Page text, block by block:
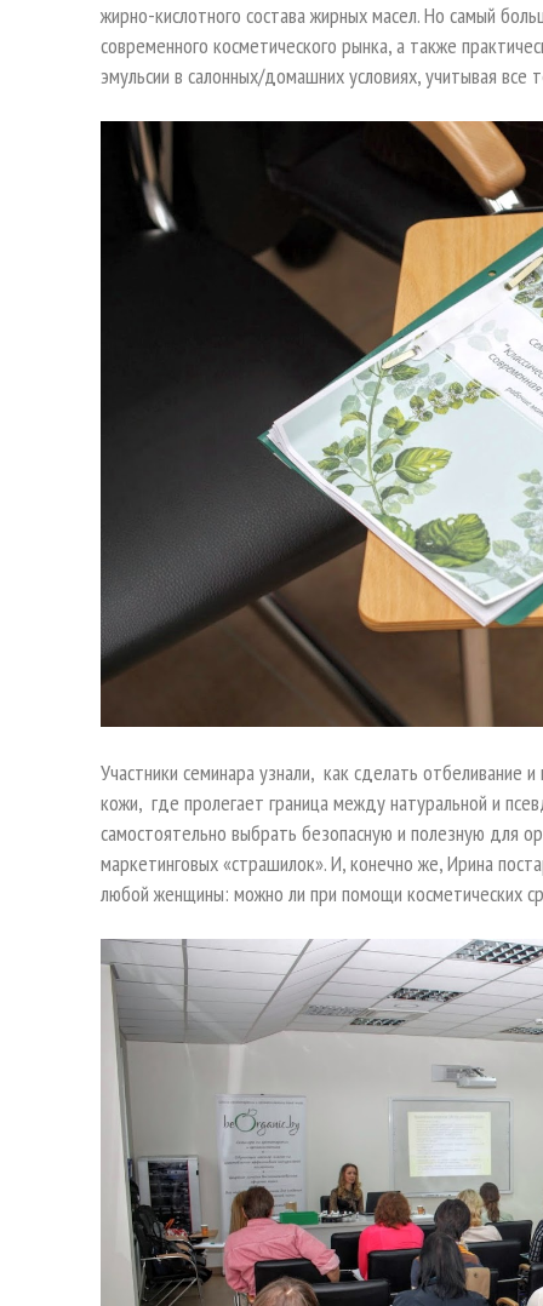
жирно-кислотного состава жирных масел. Но самый
современного косметического рынка, а также
эмульсии в салонных/домашних условиях, учитывая все
Участники семинара узнали, как сделать
кожи, где пролегает граница между натуральной и
самостоятельно выбрать безопасную и полезную для
маркетинговых «страшилок». И, конечно же, Ирина
любой женщины: можно ли при помощи косметических